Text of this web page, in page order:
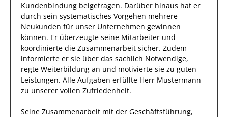
Kundenbindung beigetragen. Darüber hinaus hat er
durch sein systematisches Vorgehen mehrere
Neukunden für unser Unternehmen gewinnen
können. Er überzeugte seine Mitarbeiter und
koordinierte die Zusammenarbeit sicher. Zudem
informierte er sie über das sachlich Notwendige,
regte Weiterbildung an und motivierte sie zu guten
Leistungen. Alle Aufgaben erfüllte Herr Mustermann
zu unserer vollen Zufriedenheit.
Seine Zusammenarbeit mit der Geschäftsführung,